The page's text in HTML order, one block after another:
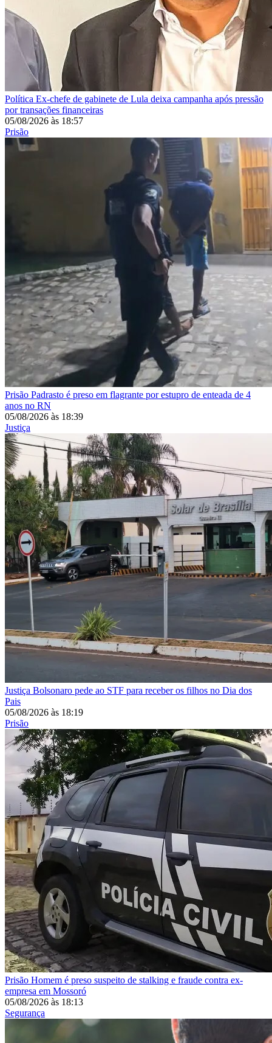
Política Ex-chefe de gabinete de Lula deixa campanha após pressão
por transações financeiras
05/08/2026 às 18:57
Prisão
Prisão Padrasto é preso em flagrante por estupro de enteada de 4
anos no RN
05/08/2026 às 18:39
Justiça
Justiça Bolsonaro pede ao STF para receber os filhos no Dia dos
Pais
05/08/2026 às 18:19
Prisão
Prisão Homem é preso suspeito de stalking e fraude contra ex-
empresa em Mossoró
05/08/2026 às 18:13
Segurança